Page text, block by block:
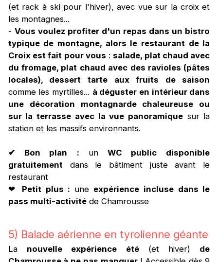
(et rack à ski pour l'hiver), avec vue sur la croix et
les montagnes...
- Vous voulez profiter d'un repas dans un bistro
typique de montagne, alors le restaurant de la
Croix est fait pour vous :salade, plat chaud avec
du fromage, plat chaud avec des ravioles (pâtes
locales), dessert tarte aux fruits de saison
comme les myrtilles... à déguster en intérieur dans
une décoration montagnarde chaleureuse ou
sur la terrasse avec la vue panoramiquesur la
station et les massifs environnants.
✔ Bon plan : un
WC public disponible
gratuitement dans le bâtiment juste avant le
restaurant
❤ Petit plus : une expérience incluse dans le
pass multi-activitéde Chamrousse
5) Balade aérienne en tyrolienne géante
La nouvelle expérience été(et hiver) de